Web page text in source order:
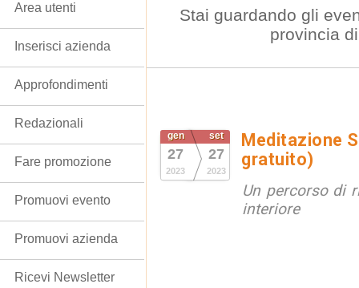
Stai guardando gli
provincia
gen
27
2023
set
27
2023
Meditazione
gratuito)
Un percorso di
interiore
Area utenti
Inserisci azienda
Approfondimenti
Redazionali
Fare promozione
Promuovi evento
Promuovi azienda
Ricevi Newsletter